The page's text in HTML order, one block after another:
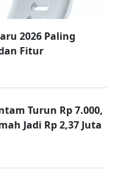
2026 Paling
Fitur
Turun Rp 7.000,
Jadi Rp 2,37 Juta